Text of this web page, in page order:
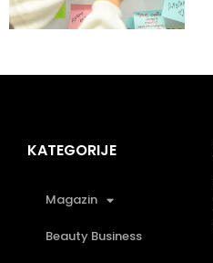
KATEGORIJE
Magazin
Beauty Business